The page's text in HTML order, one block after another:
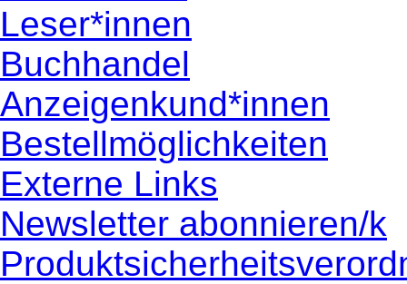
Leser*innen
Buchhandel
Anzeigenkund*innen
Bestellmöglichkeiten
Externe Links
Newsletter abonnieren/k